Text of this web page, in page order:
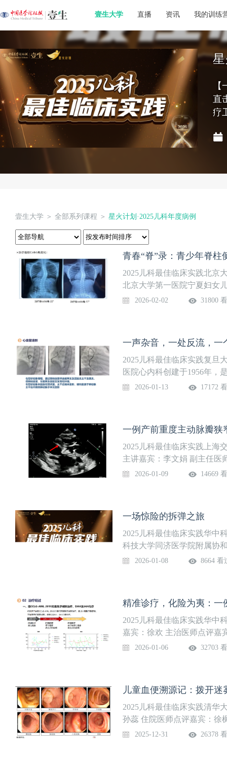
壹生大学 直播 资讯 我的训练
星
直
疗
壹生大学 ＞ 全部系列课程 ＞ 星火计划·2025儿科年度病例
青春“脊”录：青少年脊柱
2025儿科最佳临床实践北京
北京大学第一医院宁夏妇女
临床学科，采用现代新技术
疾儿童康复救助定点医疗机
科室设立5个亚专科：孤独
为发育障碍(注意缺陷多动障
迟缓。主讲嘉宾：刘春莉 主
2026-02-02 31800
2025儿科最佳临床实践复旦
医院心内科创建于1956年，
体的国内驰名的小儿心脏内
重点项目、科技部、教育部
年基金等多项研究课题。共
Nature Communication等国
秋萍 住院医师点评嘉宾：储
2026-01-13 17172
一例产前重度主动脉瓣狭
2025儿科最佳临床实践上海
主讲嘉宾：李文娟 副主任医
属新华医院儿童心脏中心创
教育中心和教育部国家重点
部十五攻关项目、863计划
国家、省市级科技进步二、
余项。科室品牌特色：1、
2026-01-09 14669
一场惊险的拆弹之旅
2025儿科最佳临床实践华中
科技大学同济医学院附属协
一辈专家兢兢业业的奋斗下
校。荣获第17届亚洲医院管
师点评嘉宾：王柱军 副主任
2026-01-08 8664 看
精准诊疗，化险为夷：
2025儿科最佳临床实践华中
嘉宾：徐欢 主治医师点评嘉
属协和医院儿科在杨爱德、
胞移植、CART等技术；在
理奖客户服务项目金奖。
2026-01-06 32703
儿童血便溯源记：拨开迷
2025儿科最佳临床实践清华
孙蕊 住院医师点评嘉宾：徐
中心包括儿内科、儿外科、
2025-12-31 26378